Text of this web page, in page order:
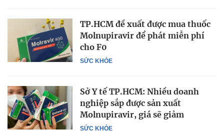
SỨC KHỎE
TP.HCM đề xuất được mua thuốc
Molnupiravir để phát miễn phí
cho F0
SỨC KHỎE
Sở Y tế TP.HCM: Nhiều doanh
nghiệp sắp được sản xuất
Molnupiravir, giá sẽ giảm